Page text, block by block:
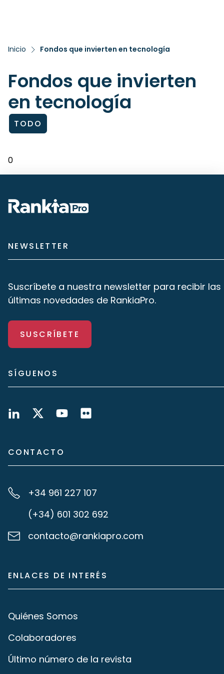
Inicio Fondos que invierten en tecnología
Fondos que invierten
en tecnología
TODO
0
NEWSLETTER
Suscríbete a nuestra newsletter para recibir las
últimas novedades de RankiaPro.
SUSCRÍBETE
SÍGUENOS
CONTACTO
+34 961 227 107
(+34) 601 302 692
contacto@rankiapro.com
ENLACES DE INTERÉS
Quiénes Somos
Colaboradores
Último número de la revista